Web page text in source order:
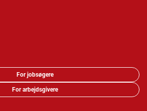
For jobsøgere
For arbejdsgivere